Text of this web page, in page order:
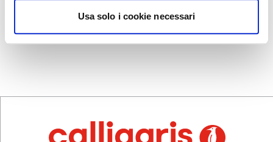
Usa solo i cookie necessari
1 drawer and open compartment nightstand